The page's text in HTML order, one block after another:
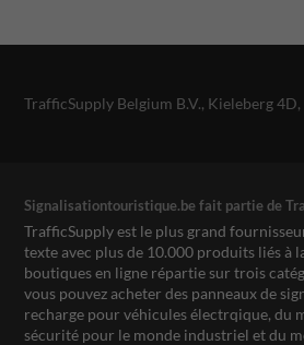
TrafficSupply Belgium B.V., Kieleberg 4D,
Signalisationtouristique.be fait partie de
TrafficSupply est le plus grand
texte avec plus de 10.000 produits liés
boutiques en ligne répartie sur trois
vous pouvez acheter des panneaux de
recharge pour véhicules électrqique, du
sécurité pour le monde industriel et du